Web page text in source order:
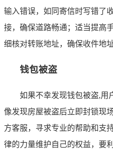
输入错误，如同寄信时写错了
接，确保道路畅通；适当提高
细核对转账地址，确保收件地
钱包被盗
如果不幸发现钱包被盗,用
像发现房屋被盗后立即封锁现
方客服，寻求专业的帮助和支
律的力量维护自己的权益，要